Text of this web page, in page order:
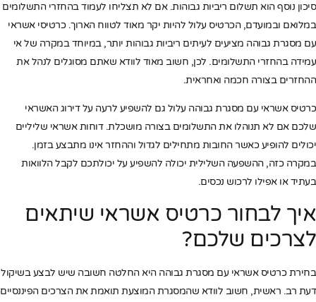
סיכון נוסף הוא תשלום ריביות גבוהות. אם לא תצליחו לעמוד בהחזרי התשלומים
במלואם ובמועדם, הכרטיס עלול להיות יקר מאוד לטווח הארוך. כרטיסי אשראי
עם מסגרת גבוהה מציעים לעיתים ריביות גבוהות יותר, במיוחד במקרה של אי
עמידה בהחזרי התשלומים. לכן, חשוב מאוד לוודא שאתם מסוגלים לנהל את
ההחזרים בצורה חכמה ואחראית.
כרטיס אשראי עם מסגרת גבוהה עלול גם להשפיע לרעה על דירוג האשראי
שלכם אם לא תנוהלו את התשלומים בצורה מושכלת. דוחות אשראי שליליים
יכולים להופיע כאשר החובות מתחילים לגדול וההחזר אינו מתבצע בזמן.
במקרה כזה, ההשפעה השלילית יכולה להשפיע על יכולתכם לקבל הלוואות
בעתיד או אפילו לרכוש נכסים.
איך לבחור כרטיס אשראי שיתאים
לצרכים שלכם?
בחירת כרטיס אשראי עם מסגרת גבוהה היא החלטה חשובה שיש לבצע בשיקול
דעת רב. ראשית, חשוב לוודא שהמסגרת המוצעת תואמת את הצרכים הפיננסיים